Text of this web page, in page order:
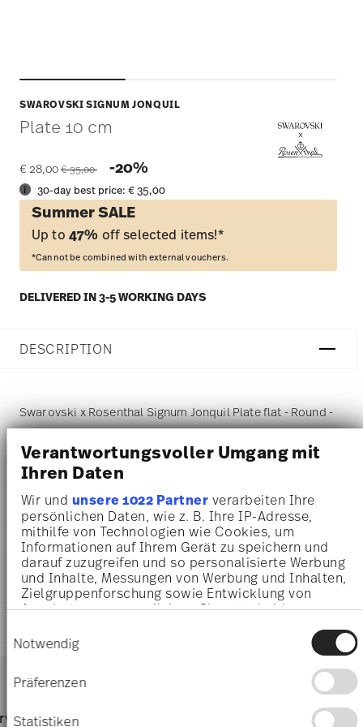
Verantwortungsvoller Umgang mit
Ihren Daten
Wir und unsere 1022 Partnerverarbeiten Ihre
persönlichen Daten, wie z. B. Ihre IP-Adresse,
mithilfe von Technologien wie Cookies, um
Informationen auf Ihrem Gerät zu speichern und
darauf zuzugreifen und so personalisierte Werbung
und Inhalte, Messungen von Werbung und Inhalten,
Zielgruppenforschung sowie Entwicklung von
Angeboten zu ermöglichen. Sie entscheiden
Sie können Ihre Einwilligung jederzeit über die
Cookie-Erklärung oder durch Klicken auf das
Privacy Trigger Symbol ändern oder widerrufen
Informationen über Ihre geografische Lage
Notwendig
Präferenzen
Statistiken
SWAROVSKI SIGNUM JONQUIL
Plate 10 cm
€ 28,00 Price reduced from
€ 35,00 -20%
30-day best price:€ 35,00
Summer SALE
Up to 47% off selected items!*
*Cannot be combined with external vouchers.
DELIVERED IN 3-5 WORKING DAYS
DESCRIPTION
Swarovski x Rosenthal Signum Jonquil Plate flat - Round -
DETAILS
Swarovski x Rosenthal
Swarovski SIGNUM
Jonquil
Porcelain
Jonquil
DE
DIMENSIONS
10,40 cm
10,40 cm
10,40 cm
CARE AND SAFETY INFORMATION
Food contact safe
shipping
page